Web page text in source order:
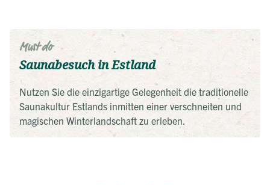
Must do
Saunabesuch in Estland
Nutzen Sie die einzigartige Gelegenheit die traditionelle
Saunakultur Estlands inmitten einer verschneiten und
magischen Winterlandschaft zu erleben.